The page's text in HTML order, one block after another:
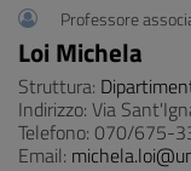
Professore
Loi Michela
Struttura:
Indirizzo: Via
Telefono: 070/675-
Email: